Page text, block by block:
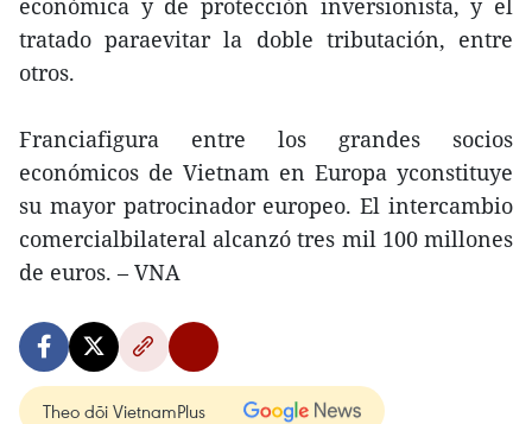
económica y de protección inversionista, y el
tratado paraevitar la doble tributación, entre
otros.
Franciafigura entre los grandes socios
económicos de Vietnam en Europa yconstituye
su mayor patrocinador europeo. El intercambio
comercialbilateral alcanzó tres mil 100 millones
de euros. – VNA
Theo dõi VietnamPlus